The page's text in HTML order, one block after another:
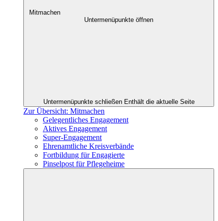
Mitmachen
Untermenüpunkte öffnen
Untermenüpunkte schließen Enthält die aktuelle Seite
Zur Übersicht: Mitmachen
Gelegentliches Engagement
Aktives Engagement
Super-Engagement
Ehrenamtliche Kreisverbände
Fortbildung für Engagierte
Pinselpost für Pflegeheime